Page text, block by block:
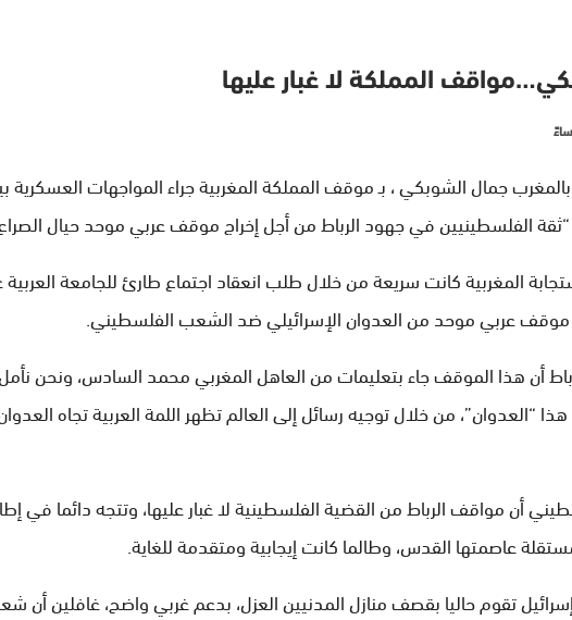
المملكة لا غبار عليها
جمال الشوبكي ، بـ موقف المملكة المغربية جراء المواجهات العسكرية
الفلسطينيين في جهود الرباط من أجل إخراج موقف عربي موحد حيال
المغربية كانت سريعة من خلال طلب انعقاد اجتماع طارئ للجامعة
موقف عربي موحد من العدوان الإسرائيلي ضد الشعب الفلسطيني.
أن هذا الموقف جاء بتعليمات من العاهل المغربي محمد السادس، ونحن
“العدوان”، من خلال توجيه رسائل إلى العالم تظهر اللمة العربية تجاه
أن مواقف الرباط من القضية الفلسطينية لا غبار عليها، وتتجه دائما في
عاصمتها القدس، وطالما كانت إيجابية ومتقدمة للغاية.
تقوم حاليا بقصف منازل المدنيين العزل، بدعم غربي واضح، غافلين أن